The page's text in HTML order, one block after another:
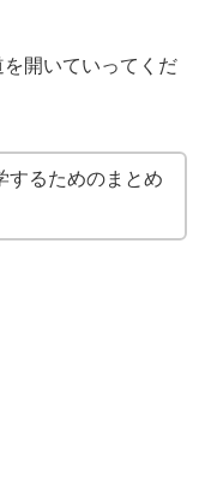
開いていってくだ
するためのまとめ